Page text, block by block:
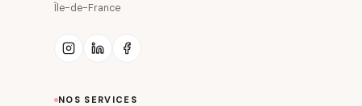
Île-de-France
NOS SERVICES